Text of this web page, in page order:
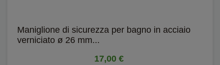
Maniglione di sicurezza per bagno in acciaio
verniciato ø 26 mm...
17,00 €